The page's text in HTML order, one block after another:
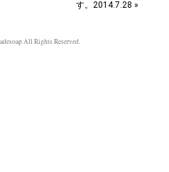
す。2014.7.28 »
All Rights Reserved.